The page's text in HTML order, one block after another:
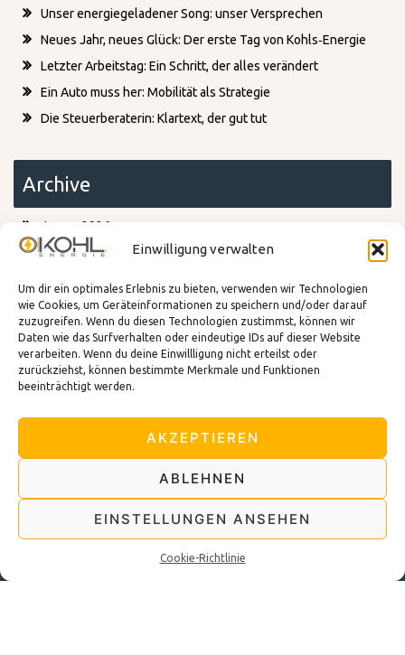
Einwilligung verwalten
Um dir ein optimales Erlebnis zu bieten, verwenden wir Technologien
wie Cookies, um Geräteinformationen zu speichern und/oder darauf
zuzugreifen. Wenn du diesen Technologien zustimmst, können wir
Daten wie das Surfverhalten oder eindeutige IDs auf dieser Website
verarbeiten. Wenn du deine Einwillligung nicht erteilst oder
zurückziehst, können bestimmte Merkmale und Funktionen
beeinträchtigt werden.
AKZEPTIEREN
ABLEHNEN
EINSTELLUNGEN ANSEHEN
Cookie-Richtlinie
Unser energiegeladener Song: unser Versprechen
Neues Jahr, neues Glück: Der erste Tag von Kohls‑Energie
Letzter Arbeitstag: Ein Schritt, der alles verändert
Ein Auto muss her: Mobilität als Strategie
Die Steuerberaterin: Klartext, der gut tut
Archive
Januar 2026
Dezember 2025
Juli 2025
März 2025
Kategorien
Existenzgruendung
Tipps und Tricks